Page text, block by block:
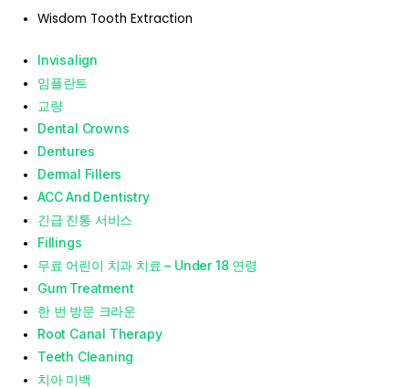
Wisdom Tooth Extraction
Invisalign
임플란트
교량
Dental Crowns
Dentures
Dermal Fillers
ACC And Dentistry
긴급 진통 서비스
Fillings
무료 어린이 치과 치료 – Under 18 연령
Gum Treatment
한 번 방문 크라운
Root Canal Therapy
Teeth Cleaning
치아 미백